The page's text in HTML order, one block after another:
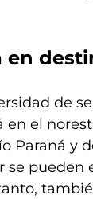
en
de
en el
Paraná y
se pueden